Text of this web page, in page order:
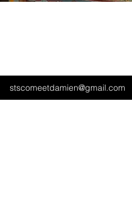
stscomeetdamien@gmail.com